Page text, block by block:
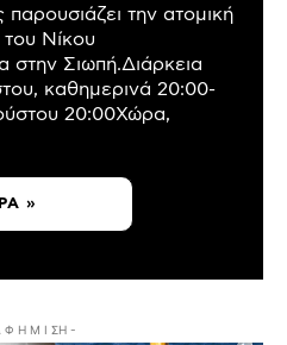
την ατομική
Νίκου
Σιωπή.Διάρκεια
καθημερινά 20:00-
20:00Χώρα,
»
Φ Η Μ Ι ΣΗ -